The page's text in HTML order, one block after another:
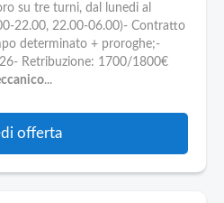
su tre turni, dal lunedi al
22.00, 22.00-06.00)- Contratto
determinato + proroghe;-
Retribuzione: 1700/1800€
...
offerta